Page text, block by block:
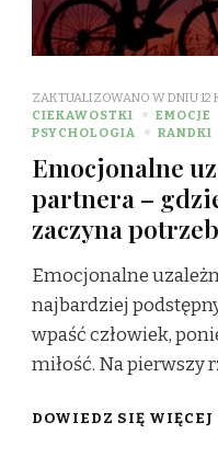
ZAKTUALIZOWANO W DNIU12
CIEKAWOSTKI
EMOCJE
PSYCHOLOGIA
RANDKI
Emocjonalne
partnera –
zaczyna
Emocjonalne
najbardziej
wpaść człowiek,
miłość. Na pierwszy
DOWIEDZ SIĘ WIĘCEJ